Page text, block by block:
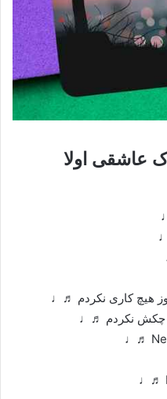
عاشقی اولا
هیچ کاری نکردم ♬♩
چکش نکردم ♬♩